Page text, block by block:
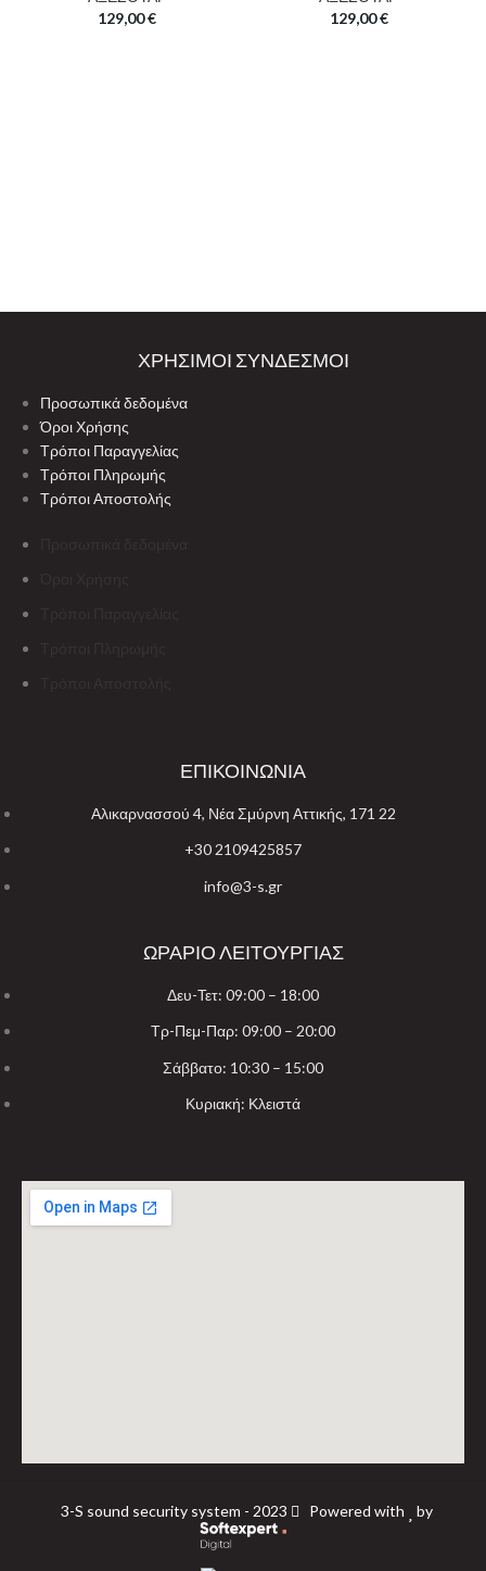
129,00€
129,00€
ΕΠΙΚΟΙΝΩΝΙΑ
Αλικαρνασσού 4, Νέα Σμύρνη Αττικής, 171 22
+30 2109425857
info@3-s.gr
ΩΡΑΡΙΟ ΛΕΙΤΟΥΡΓΙΑΣ
Δευ-Τετ: 09:00 – 18:00
Τρ-Πεμ-Παρ: 09:00 – 20:00
Σάββατο: 10:30 – 15:00
Κυριακή: Κλειστά
ΧΡΗΣΙΜΟΙ ΣΥΝΔΕΣΜΟΙ
Προσωπικά δεδομένα
Όροι Χρήσης
Τρόποι Παραγγελίας
Τρόποι Πληρωμής
Τρόποι Αποστολής
3-S sound security system - 2023 Powered with by